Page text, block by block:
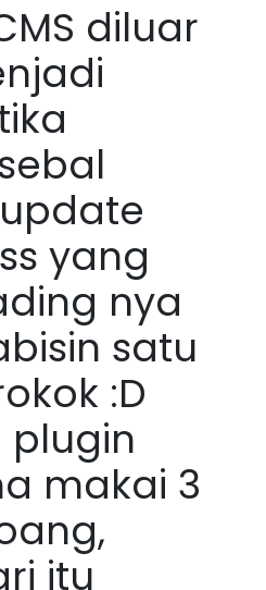
diluar
yang
nya
satu
:D
makai 3
itu